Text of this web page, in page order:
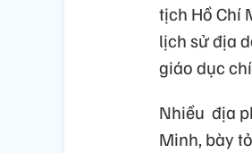
tịch Hồ Chí
lịch sử địa
giáo dục
Nhiều địa
Minh, bày